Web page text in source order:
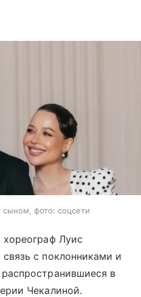
сыном, фото: соцсети
хореограф Луис
с поклонниками и
в
Чекалиной.